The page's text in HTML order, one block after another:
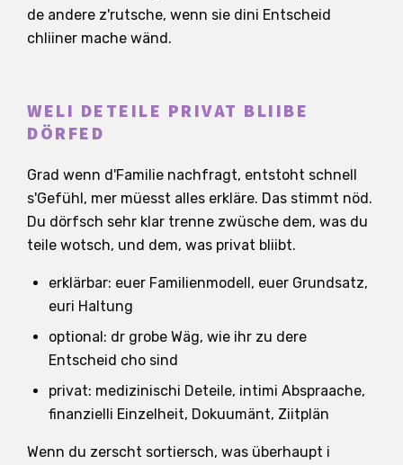
de andere z'rutsche, wenn sie dini Entscheid
chliiner mache wänd.
WELI DETEILE PRIVAT BLIIBE
DÖRFED
Grad wenn d'Familie nachfragt, entstoht schnell
s'Gefühl, mer müesst alles erkläre. Das stimmt nöd.
Du dörfsch sehr klar trenne zwüsche dem, was du
teile wotsch, und dem, was privat bliibt.
erklärbar: euer Familienmodell, euer Grundsatz,
euri Haltung
optional: dr grobe Wäg, wie ihr zu dere
Entscheid cho sind
privat: medizinischi Deteile, intimi Abspraache,
finanzielli Einzelheit, Dokuumänt, Ziitplän
Wenn du zerscht sortiersch, was überhaupt i